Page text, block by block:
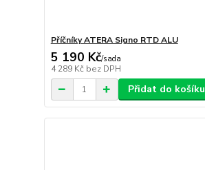
Příčníky ATERA Signo RTD ALU
5 190 Kč/sada
4 289 Kč bez DPH
Přidat do košíku